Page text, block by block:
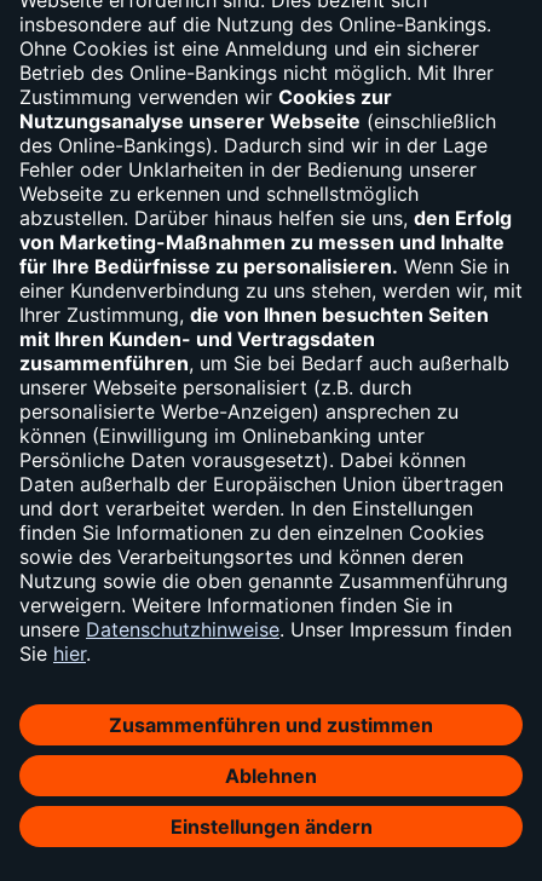
Die Restschuld­versicherung schafft
finanzielle Stabilität
Mehr zur Restschuld­versicherung
Sie sind hier: Startseite Kredit
Über uns
Presse